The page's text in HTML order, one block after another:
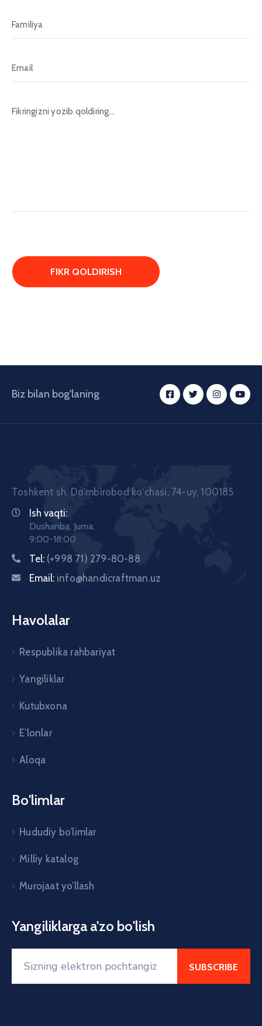
Biz bilan bog'laning
Toshkent sh. Doʼmbirobod koʼchasi, 74-uy, 100185
Ish vaqti:
Dushanba, Juma,
9:00-18:00
Tel: (+998 71) 279-80-88
Email: info@handicraftman.uz
Havolalar
Respublika rahbariyat
Yangiliklar
Kutubxona
E’lonlar
Aloqa
Bo'limlar
Hududiy bo’limlar
Milliy katalog
Murojaat yo’llash
Yangiliklarga a'zo bo'lish